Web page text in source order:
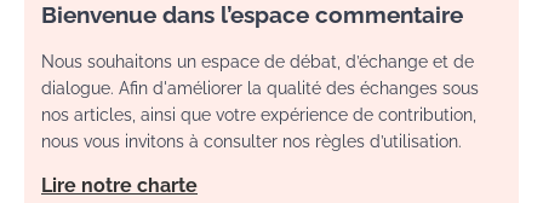
Bienvenue dans l’espace commentaire
Nous souhaitons un espace de débat, d’échange et de
dialogue. Afin d'améliorer la qualité des échanges sous
nos articles, ainsi que votre expérience de contribution,
nous vous invitons à consulter nos règles d’utilisation.
Lire notre charte